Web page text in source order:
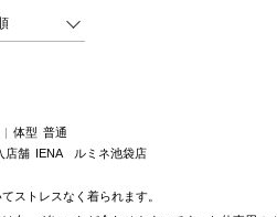
体型 普通
店舗 IENA ルミネ池袋店
ストレスなく着られます。